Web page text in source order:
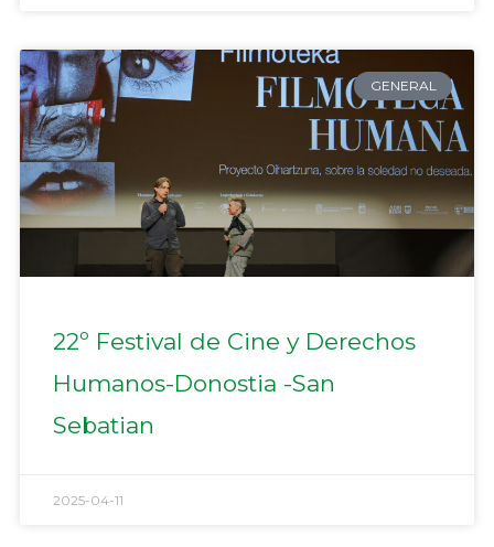
GENERAL
22º Festival de Cine y Derechos
Humanos-Donostia -San
Sebatian
2025-04-11